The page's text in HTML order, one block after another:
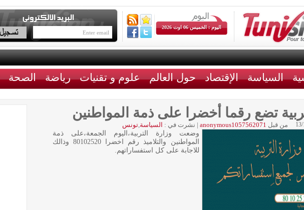
اليوم : الخميس 06 اوت 2026
السياسة الإقتصاد حول العالم علوم و تقنيات رياضة الصحة
تضع رقما أخضرا على ذمة المواطنين
من قبل anonymous1057562071
| نشرت في : السياسة,تونس
وضعت وزارة التربية،اليوم الجمعة،على ذمة
المواطنين والتلاميذ رقم اخضرا 80102520 وذالك
للاجابة على كل استفساراتهم.